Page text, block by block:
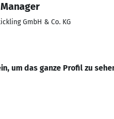
GmbH & Co. KG
um das ganze Profil zu